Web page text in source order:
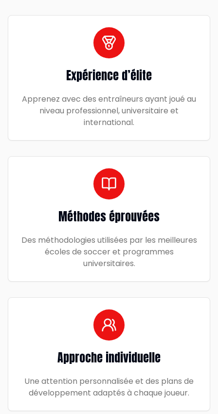
Expérience d’élite
Apprenez avec des entraîneurs ayant joué au
niveau professionnel, universitaire et
international.
Méthodes éprouvées
Des méthodologies utilisées par les meilleures
écoles de soccer et programmes
universitaires.
Approche individuelle
Une attention personnalisée et des plans de
développement adaptés à chaque joueur.